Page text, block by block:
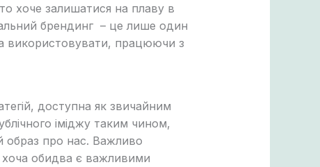
хоче залишатися на плаву в
брендинг – це лише один
використовувати, працюючи з
доступна як звичайним
іміджу таким чином,
образ про нас. Важливо
хоча обидва є важливими